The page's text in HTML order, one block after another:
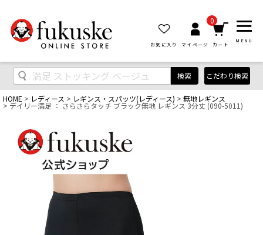
お気に入り マイページ
0
カート
MENU
検索 こだわり検索
HOME レディース レギンス・スパッツ(レディース) 無地レギンス
デイリー満足 ： さらさらタッチ ブラック無地 レギンス 3分丈 (090-5011)